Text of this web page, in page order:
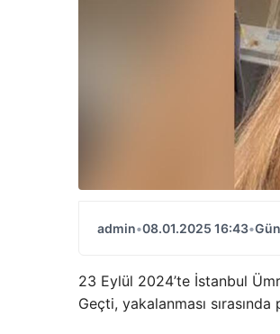
admin•08.01.2025 16:43•
23 Eylül 2024’te İstanbul
Geçti, yakalanması